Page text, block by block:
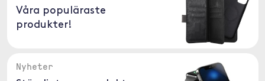
Våra populäraste
produkter!
Nyheter